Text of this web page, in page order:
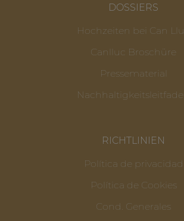
DOSSIERS
Hochzeiten bei Can
Canlluc Broschüre
Pressematerial
RICHTLINIEN
Política de privacidad
Política de Cookies
Cond. Generales